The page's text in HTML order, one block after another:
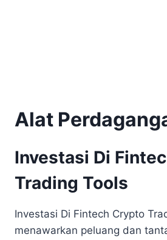
Alat
Investasi Di
Trading Tools
Investasi Di Fintech Crypto
menawarkan peluang dan